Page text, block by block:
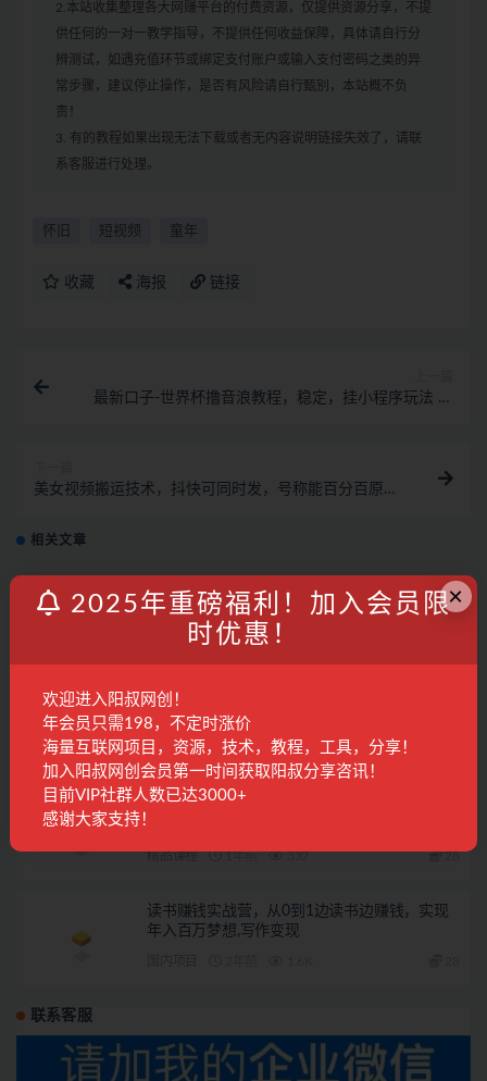
2.本站收集整理各大网赚平台的付费资源，仅提供资源分享，不提
供任何的一对一教学指导，不提供任何收益保障，具体请自行分
辨测试，如遇充值环节或绑定支付账户或输入支付密码之类的异
常步骤，建议停止操作，是否有风险请自行甄别，本站概不负
责！
3. 有的教程如果出现无法下载或者无内容说明链接失效了，请联
系客服进行处理。
怀旧 短视频 童年
收藏 海报 链接
最新口子-世界杯撸音浪教程，稳定，挂小程序玩法 价
美女视频搬运技术，抖快可同时发，号称能百分百原创
相关文章
短视频从0到1的实战营：系统覆盖商业定位,内
容创作到变现闭环的全链路技能
精品课程 12月前
快手视频带货项目第三车【已交付】
阳叔担保 1年前 654
2025年全域投放操作指南，结合直播与短视
精品课程 1年前 332 28
读书赚钱实战营，从0到1边读书边赚钱，实现
年入百万梦想,写作变现
联系客服
×
2025年重磅福利！加入会员限
时优惠！
欢迎进入阳叔网创！
年会员只需198，不定时涨价
海量互联网项目，资源，技术，教程，工具，分享！
加入阳叔网创会员第一时间获取阳叔分享咨讯！
目前VIP社群人数已达3000+
感谢大家支持！